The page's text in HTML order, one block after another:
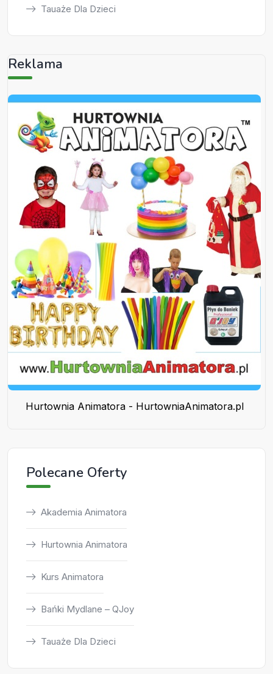
Tauaże Dla Dzieci
Reklama
Hurtownia Animatora - HurtowniaAnimatora.pl
Polecane Oferty
Akademia Animatora
Hurtownia Animatora
Kurs Animatora
Bańki Mydlane – QJoy
Tauaże Dla Dzieci